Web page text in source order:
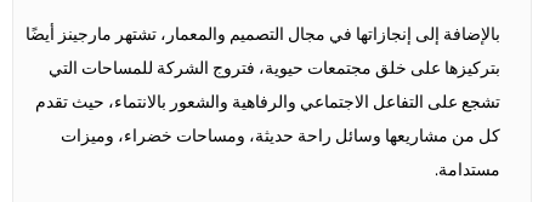
بالإضافة إلى إنجازاتها في مجال التصميم والمعمار، تشتهر مارجينز أيضًا
بتركيزها على خلق مجتمعات حيوية، فتروج الشركة للمساحات التي
تشجع على التفاعل الاجتماعي والرفاهية والشعور بالانتماء، حيث تقدم
كل من مشاريعها وسائل راحة حديثة، ومساحات خضراء، وميزات
مستدامة.